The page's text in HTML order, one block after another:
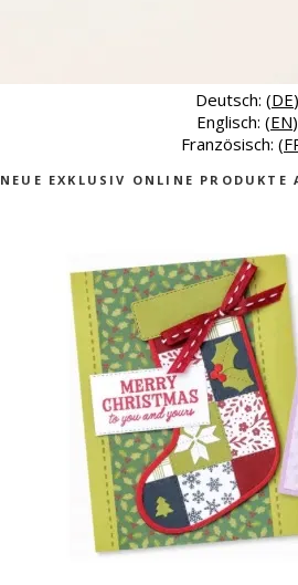
Deutsch: (DE)
Englisch: (EN)
Französisch: (
NEUE EXKLUSIV ONLINE PRODUKTE